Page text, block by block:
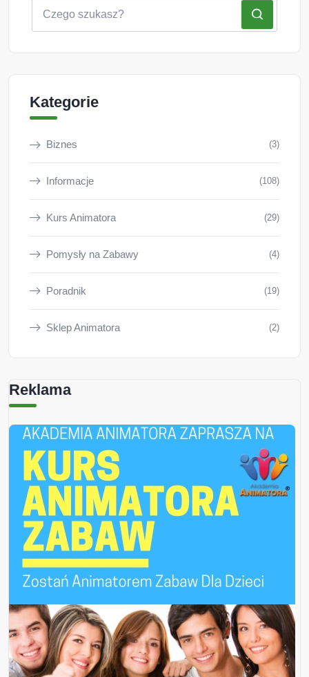
Kategorie
Biznes (3)
Informacje (108)
Kurs Animatora (29)
Pomysły na Zabawy (4)
Poradnik (19)
Sklep Animatora (2)
Reklama